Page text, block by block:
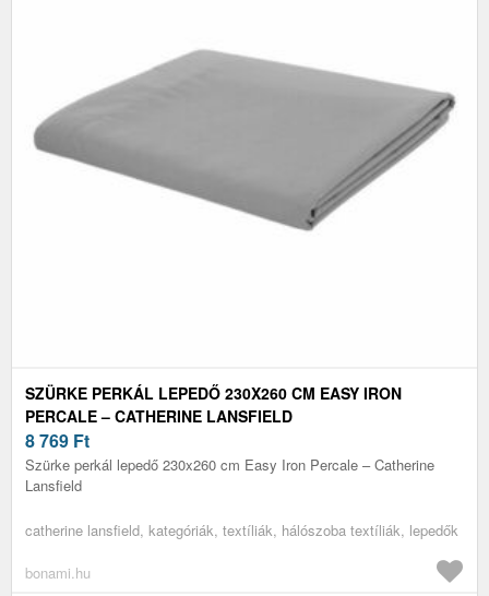
SZÜRKE PERKÁL LEPEDŐ 230X260 CM EASY IRON
PERCALE – CATHERINE LANSFIELD
8 769 Ft
Szürke perkál lepedő 230x260 cm Easy Iron Percale – Catherine
Lansfield
catherine lansfield, kategóriák, textíliák, hálószoba textíliák, lepedők
bonami.hu